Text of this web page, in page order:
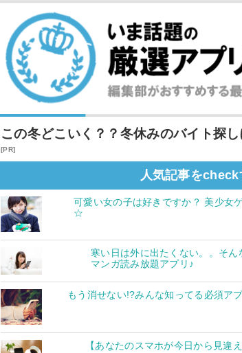
この冬どこいく？？冬休みのバイト探
[PR]
人気記事をcheck
可愛い女の子は好きですか？ 美少女
☆
寒い日は外に出たくない。。そ
マンガ読み放題アプリ♪
もう消せない!?みんな知ってる必須ア
【あなたのスマホが今日から見違